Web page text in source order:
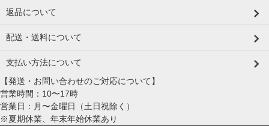
返品について
配送・送料について
支払い方法について
【発送・お問い合わせのご対応について】
営業時間：10〜17時
営業日：月〜金曜日（土日祝除く）
※夏期休業、年末年始休業あり